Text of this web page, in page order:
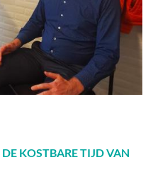
KOSTBARE TIJD VAN